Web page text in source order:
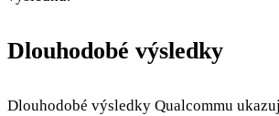
Dlouhodobé výsledky
Dlouhodobé výsledky Qualcommu